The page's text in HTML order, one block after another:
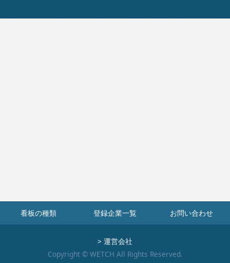
看板の種類 登録企業一覧 お問い合わせ
> 運営会社
Copyright © WETCH All Rights Reserved.